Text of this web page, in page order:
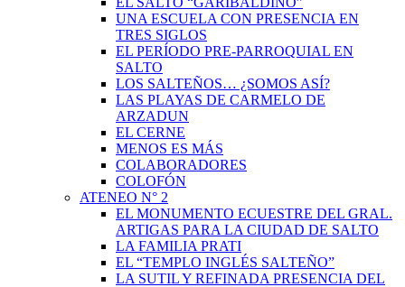
UNA ESCUELA CON PRESENCIA EN
TRES SIGLOS
EL PERÍODO PRE-PARROQUIAL EN
SALTO
LOS SALTEÑOS… ¿SOMOS ASÍ?
LAS PLAYAS DE CARMELO DE
ARZADUN
EL CERNE
MENOS ES MÁS
COLABORADORES
COLOFÓN
ATENEO N° 2
EL MONUMENTO ECUESTRE DEL GRAL.
ARTIGAS PARA LA CIUDAD DE SALTO
LA FAMILIA PRATI
EL “TEMPLO INGLÉS SALTEÑO”
LA SUTIL Y REFINADA PRESENCIA DEL